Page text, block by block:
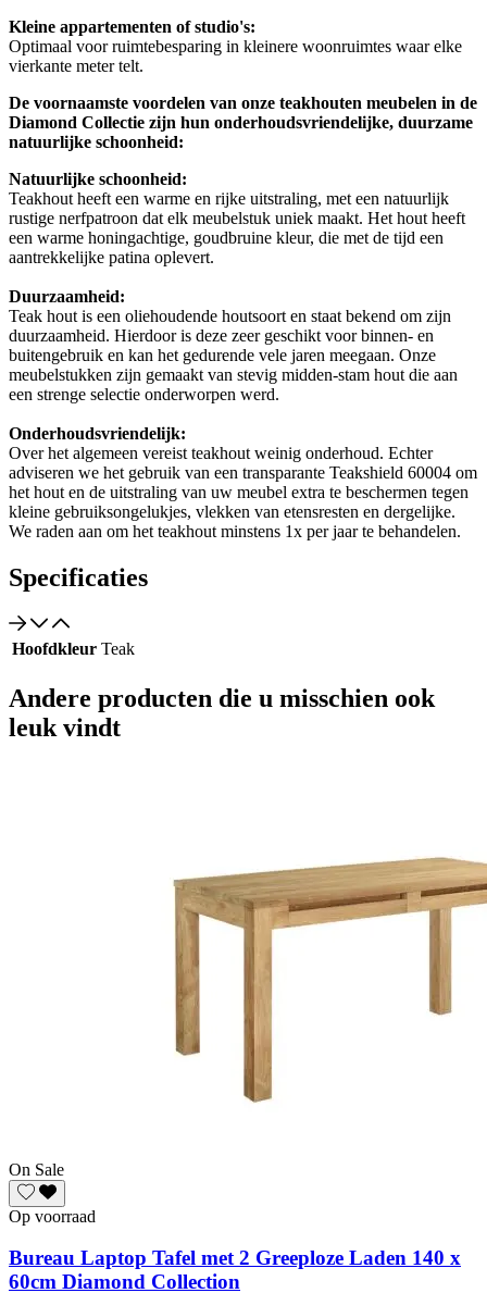
Kleine appartementen of studio's:
Optimaal voor ruimtebesparing in kleinere woonruimtes waar elke
vierkante meter telt.
De voornaamste voordelen van onze teakhouten meubelen in de
Diamond Collectie zijn hun onderhoudsvriendelijke, duurzame
natuurlijke schoonheid:
Natuurlijke schoonheid:
Teakhout heeft een warme en rijke uitstraling, met een natuurlijk
rustige nerfpatroon dat elk meubelstuk uniek maakt. Het hout heeft
een warme honingachtige, goudbruine kleur, die met de tijd een
aantrekkelijke patina oplevert.
Duurzaamheid:
Teak hout is een oliehoudende houtsoort en staat bekend om zijn
duurzaamheid. Hierdoor is deze zeer geschikt voor binnen- en
buitengebruik en kan het gedurende vele jaren meegaan. Onze
meubelstukken zijn gemaakt van stevig midden-stam hout die aan
een strenge selectie onderworpen werd.
Onderhoudsvriendelijk:
Over het algemeen vereist teakhout weinig onderhoud. Echter
adviseren we het gebruik van een transparante Teakshield 60004 om
het hout en de uitstraling van uw meubel extra te beschermen tegen
kleine gebruiksongelukjes, vlekken van etensresten en dergelijke.
We raden aan om het teakhout minstens 1x per jaar te behandelen.
Specificaties
Hoofdkleur Teak
Andere producten die u misschien ook
leuk vindt
On Sale
Op voorraad
Bureau Laptop Tafel met 2 Greeploze Laden 140 x
60cm Diamond Collection